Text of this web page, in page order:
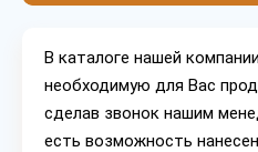
В каталоге нашей
необходимую для Вас
сделав звонок нашим
есть возможность